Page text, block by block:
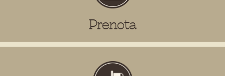
Prenota